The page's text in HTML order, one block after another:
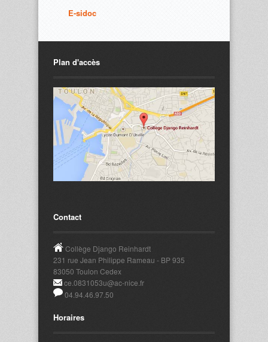
E-sidoc
Plan d'accès
Contact
Collège Django Reinhardt
231 rue Jean Philippe Rameau - BP 935
83050 Toulon Cedex
ce.0831053u@ac-nice.fr
04.94.46.97.50
Horaires